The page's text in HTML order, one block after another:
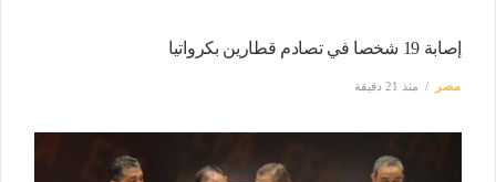
إصابة 19 شخصا في تصادم قطارين بكرواتيا
مصر منذ 21 دقيقة